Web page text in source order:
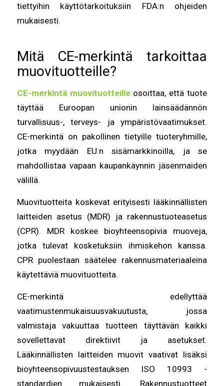
tiettyihin käyttötarkoituksiin FDA:n ohjeiden
mukaisesti.
Mitä CE-merkintä tarkoittaa
muovituotteille?
CE-merkintä muovituotteilleosoittaa, että tuote
täyttää Euroopan unionin lainsäädännön
turvallisuus-, terveys- ja ympäristövaatimukset.
CE-merkintä on pakollinen tietyille tuoteryhmille,
jotka myydään EU:n sisämarkkinoilla, ja se
mahdollistaa vapaan kaupankäynnin jäsenmaiden
välillä.
Muovituotteita koskevat erityisesti lääkinnällisten
laitteiden asetus (MDR) ja rakennustuoteasetus
(CPR). MDR koskee bioyhteensopivia muoveja,
jotka tulevat kosketuksiin ihmiskehon kanssa.
CPR puolestaan säätelee rakennusmateriaaleina
käytettäviä muovituotteita.
CE-merkintä edellyttää
vaatimustenmukaisuusvakuutusta, jossa
valmistaja vakuuttaa tuotteen täyttävän kaikki
sovellettavat direktiivit ja asetukset.
Lääkinnällisten laitteiden muovit vaativat lisäksi
bioyhteensopivuustestauksen ISO 10993 -
standardien mukaisesti. Rakennustuotteet